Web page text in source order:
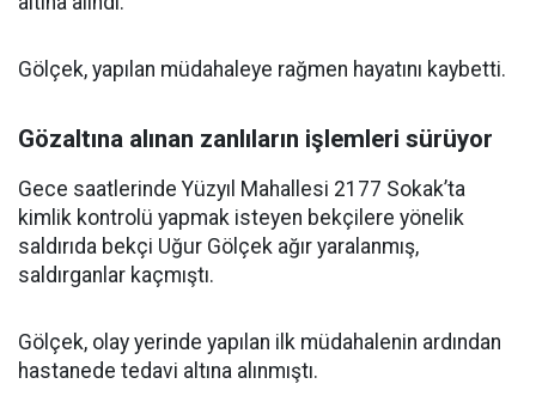
Gölçek, yapılan müdahaleye rağmen hayatını kaybetti.
Gözaltına alınan zanlıların işlemleri sürüyor
Gece saatlerinde Yüzyıl Mahallesi 2177 Sokak’ta
kimlik kontrolü yapmak isteyen bekçilere yönelik
saldırıda bekçi Uğur Gölçek ağır yaralanmış,
saldırganlar kaçmıştı.
Gölçek, olay yerinde yapılan ilk müdahalenin ardından
hastanede tedavi altına alınmıştı.